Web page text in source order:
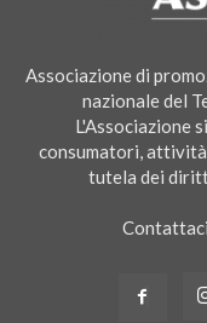
Associazione di
nazionale del
L'Associazione
consumatori,
tutela dei